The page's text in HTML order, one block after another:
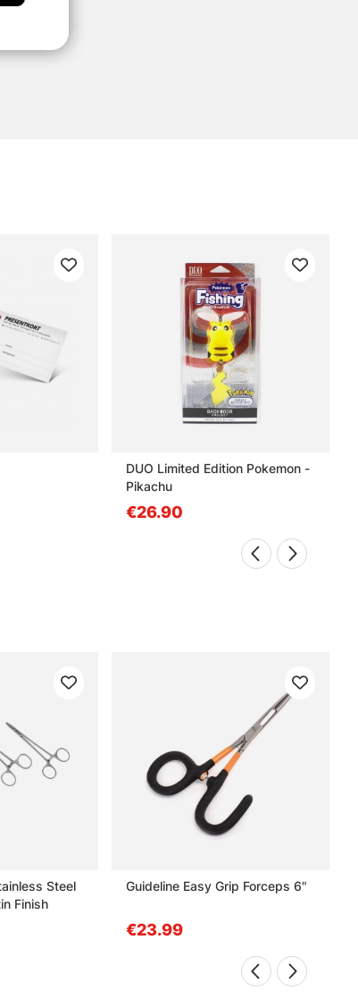
DUO Limited Edition Pokemon -
Pikachu
€26.90
Steel
Finish
Guideline Easy Grip Forceps 6"
€23.99